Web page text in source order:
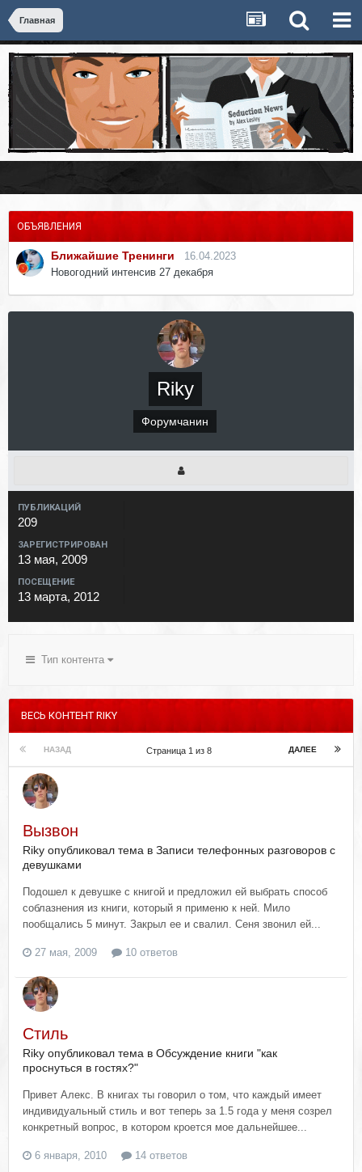
Главная
ОБЪЯВЛЕНИЯ
Ближайшие Тренинги
16.04.2023
Новогодний интенсив 27 декабря
Riky
Форумчанин
ПУБЛИКАЦИЙ
209
ЗАРЕГИСТРИРОВАН
13 мая, 2009
ПОСЕЩЕНИЕ
13 марта, 2012
Тип контента
ВЕСЬ КОНТЕНТ RIKY
НАЗАД ДАЛЕЕ
Страница 1 из 8
Вызвон
Riky опубликовал тема в Записи телефонных разговоров с
девушками
Подошел к девушке с книгой и предложил ей выбрать способ
соблазнения из книги, который я применю к ней. Мило
пообщались 5 минут. Закрыл ее и свалил. Сеня звонил ей...
27 мая, 2009 10 ответов
Стиль
Riky опубликовал тема в Обсуждение книги "как
проснуться в гостях?"
Привет Алекс. В книгах ты говорил о том, что каждый имеет
индивидуальный стиль и вот теперь за 1.5 года у меня созрел
конкретный вопрос, в котором кроется мое дальнейшее...
6 января, 2010 14 ответов